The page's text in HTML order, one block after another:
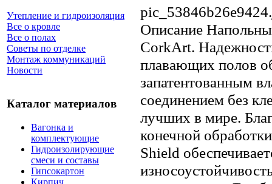
Утепление и гидроизоляция
Все о кровле
Все о полах
Советы по отделке
Монтаж коммуникаций
Новости
Каталог материалов
Вагонка и
комплектующие
Гидроизолирующие
смеси и составы
Гипсокартон
Кирпич
Описание
CorkArt.
плавающих полов
запатентованным
соединением без
лучших в мире.
конечной
Shield